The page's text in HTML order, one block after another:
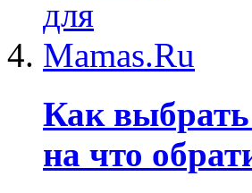
Как
на что